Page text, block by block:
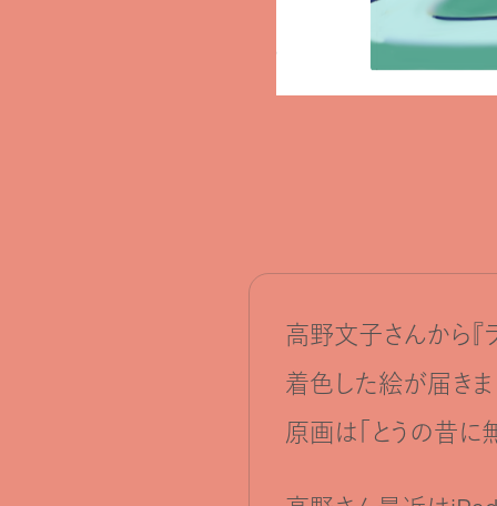
高野文子さんから
着色した絵が届きま
原画は「とうの昔に